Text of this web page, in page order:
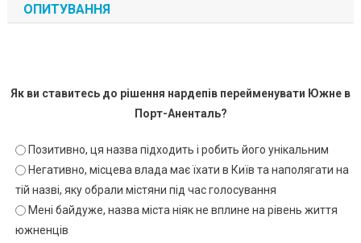
ОПИТУВАННЯ
Як ви ставитесь до рішення нардепів перейменувати Южне в
Порт-Аненталь?
Позитивно, ця назва підходить і робить його унікальним
Негативно, місцева влада має їхати в Київ та наполягати на
тій назві, яку обрали містяни під час голосування
Мені байдуже, назва міста ніяк не вплине на рівень життя
южненців